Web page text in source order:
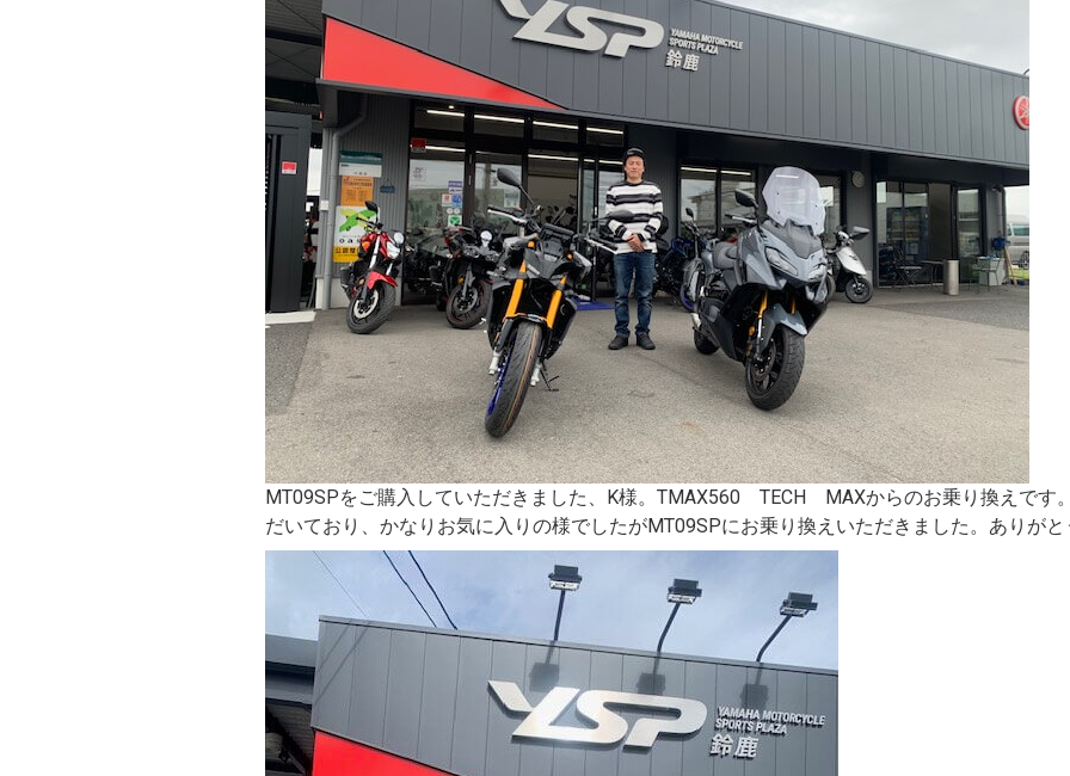
MT09SPをご購入していただきました、K様。TMAX560 TECH MAXからのお乗り換えです
だいており、かなりお気に入りの様でしたがMT09SPにお乗り換えいただきました。ありがと